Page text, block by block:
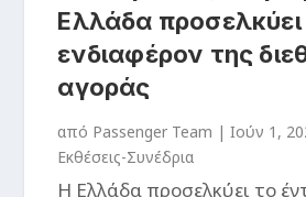
Ελλάδα
ενδιαφέρον της
αγοράς
από Passenger Team |Ιούν 1,
Εκθέσεις-Συνέδρια
Η Ελλάδα προσελκύει το